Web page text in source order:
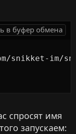
в буфер обмена
snikket-im/
спросят имя
запускаем: